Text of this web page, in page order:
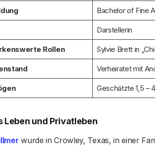
Bachelor of Fine
Darstellerin
Rollen Sylvie Brett in
Verheiratet mit
Geschätzte 1,5 –
Leben und Privatleben
wurde in Crowley, Texas, in einer